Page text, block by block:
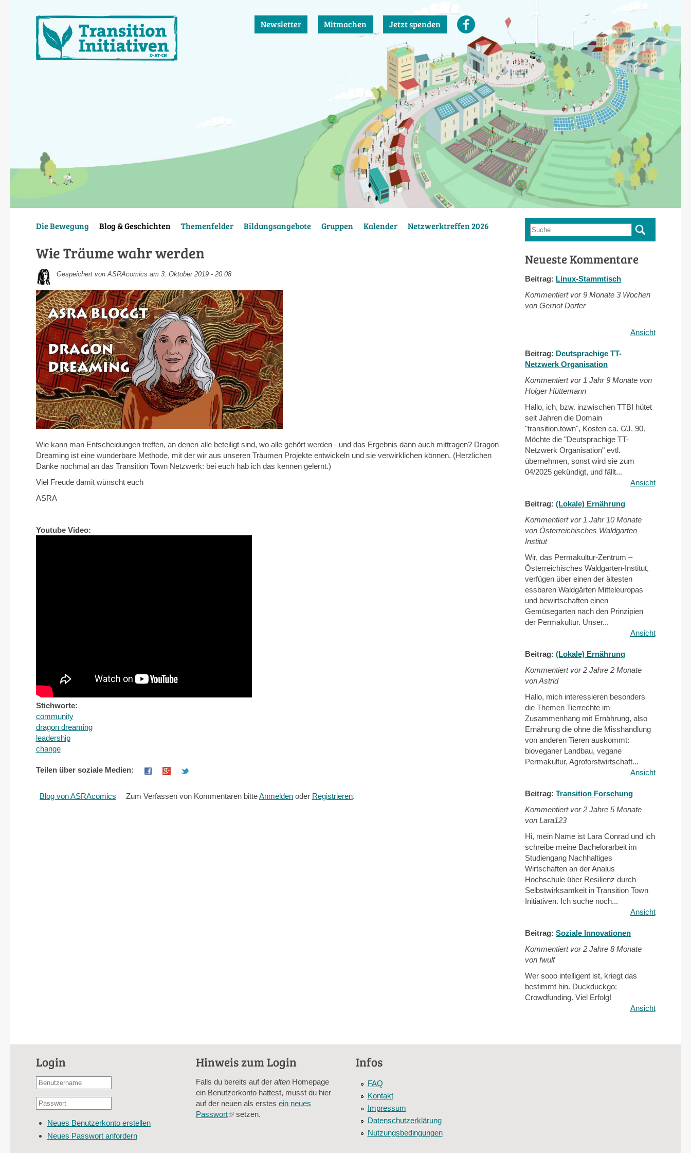
Newsletter Mitmachen Jetzt spenden
Die Bewegung Blog & Geschichten Themenfelder Bildungsangebote Gruppen Kalender Netzwerktreffen 2026
Wie Träume wahr werden
Gespeichert vonASRAcomics am 3. Oktober 2019 - 20:08
Wie kann man Entscheidungen treffen, an denen alle beteiligt sind, wo alle gehört werden - und das Ergebnis dann auch mittragen? Dragon
Dreaming ist eine wunderbare Methode, mit der wir aus unseren Träumen Projekte entwickeln und sie verwirklichen können. (Herzlichen
Danke nochmal an das Transition Town Netzwerk: bei euch hab ich das kennen gelernt.)
Viel Freude damit wünscht euch
ASRA
Youtube Video:
Stichworte:
community
dragon dreaming
leadership
change
Teilen über soziale Medien:
Blog von ASRAcomics Zum Verfassen von Kommentaren bitteAnmelden oder Registrieren.
Suchformular
Suche
Neueste Kommentare
Beitrag: Linux-Stammtisch
Kommentiert vor9 Monate 3 Wochen
von Gernot Dorfer
Ansicht
Beitrag: Deutsprachige TT-
Netzwerk Organisation
Kommentiert vor 1 Jahr 9 Monate von
Holger Hüttemann
Hallo, ich, bzw. inzwischen TTBI hütet
seit Jahren die Domain
"transition.town", Kosten ca. €/J. 90.
Möchte die "Deutsprachige TT-
Netzwerk Organisation" evtl.
übernehmen, sonst wird sie zum
04/2025 gekündigt, und fällt...
Ansicht
Beitrag:(Lokale) Ernährung
Kommentiert vor 1 Jahr 10 Monate
von Österreichisches Waldgarten
Institut
Wir, das Permakultur-Zentrum –
Österreichisches Waldgarten-Institut,
verfügen über einen der ältesten
essbaren Waldgärten Mitteleuropas
und bewirtschaften einen
Gemüsegarten nach den Prinzipien
der Permakultur. Unser...
Ansicht
Beitrag:(Lokale) Ernährung
Kommentiert vor2 Jahre 2 Monate
von Astrid
Hallo, mich interessieren besonders
die Themen Tierrechte im
Zusammenhang mit Ernährung, also
Ernährung die ohne die Misshandlung
von anderen Tieren auskommt:
bioveganer Landbau, vegane
Permakultur, Agroforstwirtschaft...
Ansicht
Beitrag:Transition Forschung
Kommentiert vor2 Jahre 5 Monate
von Lara123
Hi, mein Name ist Lara Conrad und ich
schreibe meine Bachelorarbeit im
Studiengang Nachhaltiges
Wirtschaften an der Analus
Hochschule über Resilienz durch
Selbstwirksamkeit in Transition Town
Initiativen. Ich suche noch...
Ansicht
Beitrag:Soziale Innovationen
Kommentiert vor2 Jahre 8 Monate
von fwulf
Wer sooo intelligent ist, kriegt das
bestimmt hin. Duckduckgo:
Crowdfunding. Viel Erfolg!
Ansicht
Login
Benutzername
E-
Adresse
Passwort
Neues Benutzerkonto erstellen
Neues Passwort anfordern
Hinweis zum Login
Falls du bereits auf der altenHomepage
ein Benutzerkonto hattest, musst du hier
auf der neuen als erstes ein neues
Passwort(linksetzen.
Infos
FAQ
Kontakt
Impressum
Datenschutzerklärung
Nutzungsbedingungen